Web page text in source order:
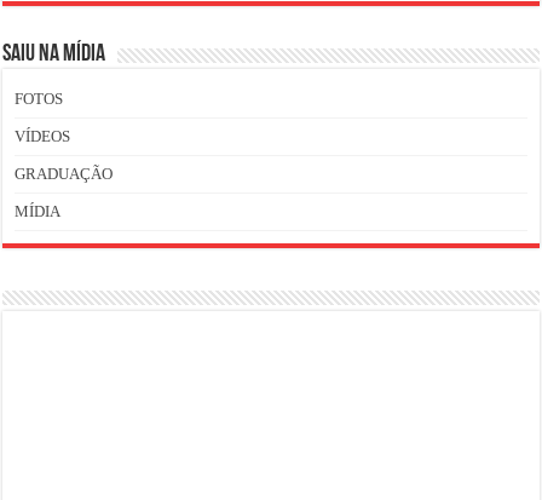
SAIU NA MÍDIA
FOTOS
VÍDEOS
GRADUAÇÃO
MÍDIA